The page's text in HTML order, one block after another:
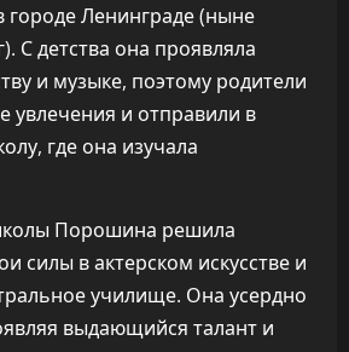
городе Ленинграде (ныне
С детства она проявляла
и музыке, поэтому родители
увлечения и отправили в
где она изучала
Порошина решила
силы в актерском искусстве и
училище. Она усердно
выдающийся талант и